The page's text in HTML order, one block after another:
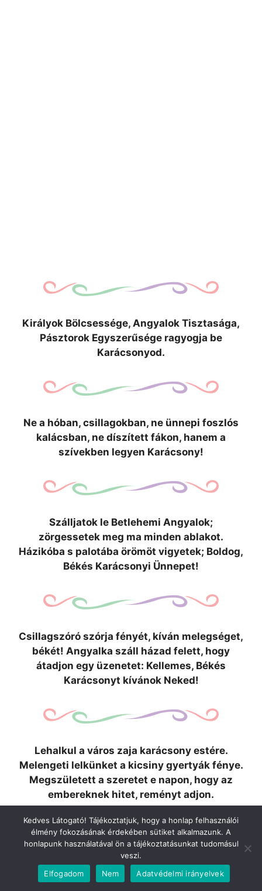
Királyok Bölcsessége, Angyalok Tisztasága,
Pásztorok Egyszerűsége ragyogja be
Karácsonyod.
Ne a hóban, csillagokban, ne ünnepi foszlós
kalácsban, ne díszített fákon, hanem a
szívekben legyen Karácsony!
Szálljatok le Betlehemi Angyalok;
zörgessetek meg ma minden ablakot.
Házikóba s palotába örömöt vigyetek; Boldog,
Békés Karácsonyi Ünnepet!
Csillagszóró szórja fényét, kíván melegséget,
békét! Angyalka száll házad felett, hogy
átadjon egy üzenetet: Kellemes, Békés
Karácsonyt kívánok Neked!
Lehalkul a város zaja karácsony estére.
Melengeti lelkünket a kicsiny gyertyák fénye.
Megszületett a szeretet e napon, hogy az
embereknek hitet, reményt adjon.
Kedves Látogató! Tájékoztatjuk, hogy a honlap felhasználói
élmény fokozásának érdekében sütiket alkalmazunk. A
honlapunk használatával ön a tájékoztatásunkat tudomásul
veszi.
Elfogadom
Nem Adatvédelmi irányelvek